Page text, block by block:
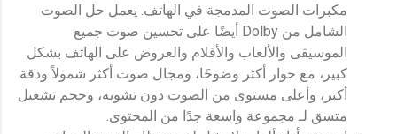
مكبرات الصوت المدمجة في الهاتف. يعمل حل الصوت
الشامل من Dolby أيضًا على تحسين صوت جميع
الموسيقى والألعاب والأفلام والعروض على الهاتف بشكل
كبير، مع حوار أكثر وضوحًا، ومجال صوت أكثر شمولاً ودقة
أكبر، وأعلى مستوى من الصوت دون تشويه، وحجم تشغيل
متسق لـ مجموعة واسعة جدًا من المحتوى.